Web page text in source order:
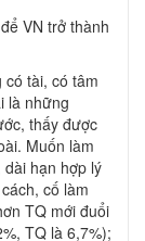
VN trở thành
tài, có tâm
là những
thấy được
Muốn làm
hạn hợp lý
cố làm
TQ mới đuổi
TQ là 6,7%);